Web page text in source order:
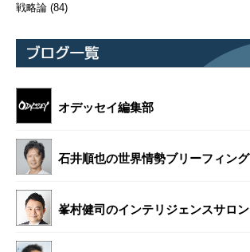
戦略論 (84)
オデッセイ編集部
石井順也の世界情勢ブリーフィング
峯村健司のインテリジェンスサロン